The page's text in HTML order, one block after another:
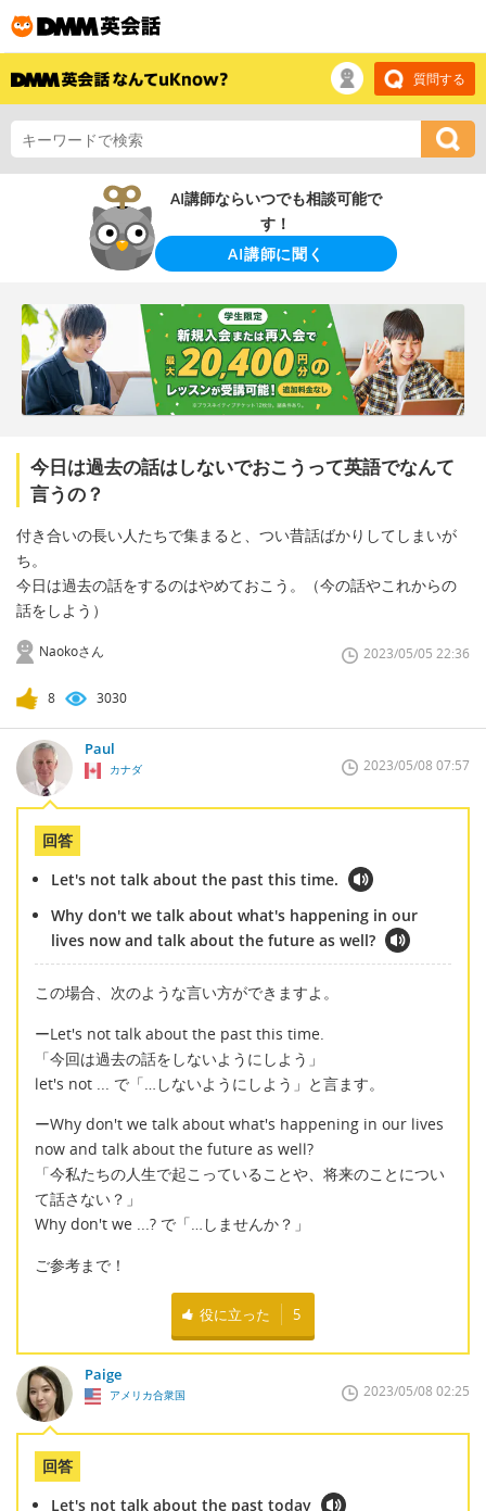
質問する
AI講師ならいつでも相談可能で
す！
AI講師に聞く
今日は過去の話はしないでおこうって英語でなんて
言うの？
付き合いの長い人たちで集まると、つい昔話ばかりしてしまいが
ち。
今日は過去の話をするのはやめておこう。（今の話やこれからの
話をしよう）
Naokoさん 2023/05/05 22:36
8 3030
Paul
カナダ 2023/05/08 07:57
回答
Let's not talk about the past this time.
Why don't we talk about what's happening in our
lives now and talk about the future as well?
この場合、次のような言い方ができますよ。
ーLet's not talk about the past this time.
「今回は過去の話をしないようにしよう」
let's not ... で「…しないようにしよう」と言ます。
ーWhy don't we talk about what's happening in our lives
now and talk about the future as well?
「今私たちの人生で起こっていることや、将来のことについ
て話さない？」
Why don't we ...? で「…しませんか？」
ご参考まで！
役に立った 5
Paige
アメリカ合衆国 2023/05/08 02:25
回答
Let's not talk about the past today